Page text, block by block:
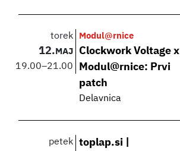
torek
12. MAJ
19.00–21.00
Modul@rnice
Clockwork Voltage x
Modul@rnice: Prvi
patch
Delavnica
petek
toplap.si |